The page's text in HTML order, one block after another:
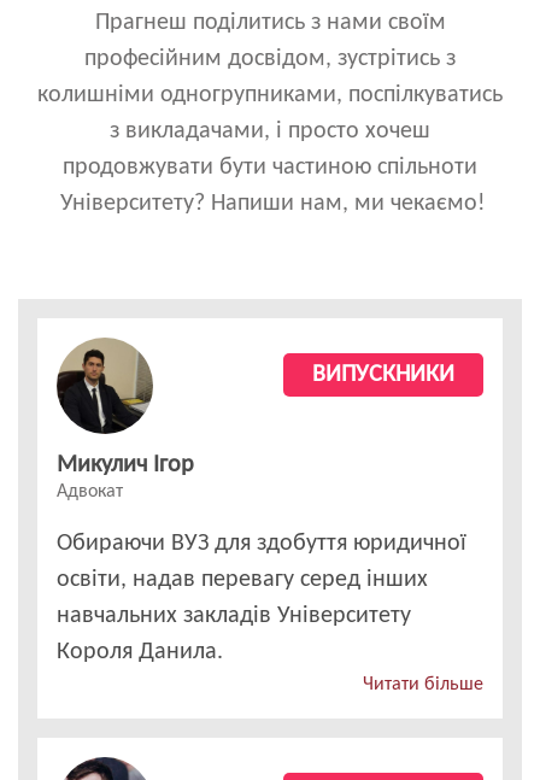
Прагнеш поділитись з нами своїм
професійним досвідом, зустрітись з
колишніми одногрупниками, поспілкуватись
з викладачами, і просто хочеш
продовжувати бути частиною спільноти
Університету? Напиши нам, ми чекаємо!
ВИПУСКНИКИ
Микулич Ігор
Адвокат
Обираючи ВУЗ для здобуття юридичної
освіти, надав перевагу серед інших
навчальних закладів Університету
Короля Данила.
Читати більше